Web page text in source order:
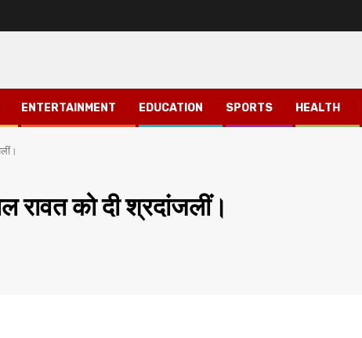
ENTERTAINMENT EDUCATION SPORTS HEALTH
रावत को दी श्रदांजलीं।